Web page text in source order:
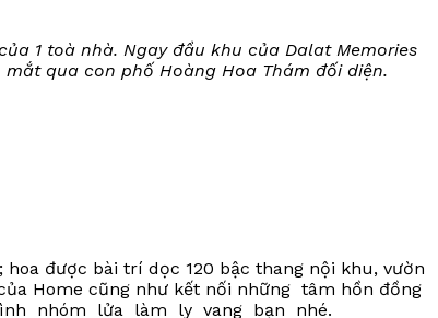
1 toà nhà. Ngay đầu khu của Dalat Memories
qua con phố Hoàng Hoa Thám đối diện.
được bài trí dọc 120 bậc thang nội khu, vườn
Home cũng như kết nối những tâm hồn đồng
nhóm lửa làm ly vang bạn nhé.